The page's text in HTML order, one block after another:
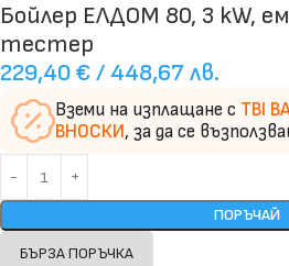
Бойлер ЕЛДОМ 80, 3 kW,
тестер
229,40€ / 448,67 лв.
Вземи на изплащане с TBI
ВНОСКИ, за да се
ПОРЪЧАЙ
БЪРЗА ПОРЪЧКА